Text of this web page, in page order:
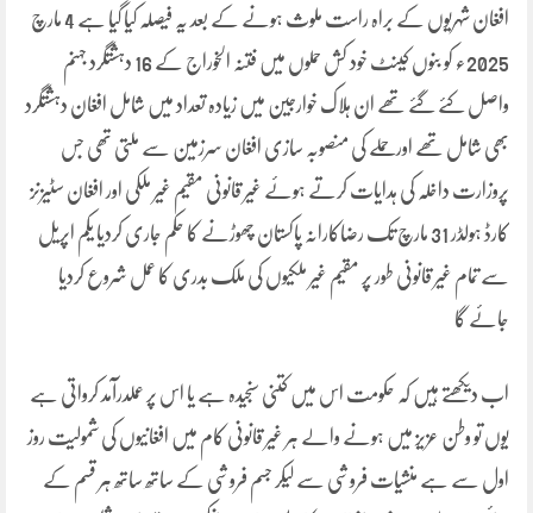
افغان شہریوں کے براہ راست ملوث ہونے کے بعد یہ فیصلہ کیا گیا ہے 4 مارچ
2025ء کو بنوں کینٹ خود کش حملوں میں فتنہ الخوراج کے 16 دہشتگرد جہنم
واصل کئے گئے تھے ان ہلاک خوارجین میں زیادہ تعداد میں شامل افغان دہشتگرد
بھی شامل تھے اورحملے کی منصوبہ سازی افغان سرزمین سے ملتی تھی جس
پروزارت داخلہ کی ہدایات کرتے ہوئے غیر قانونی مقیم غیر ملکی اور افغان سٹیزنز
کارڈ ہولڈر 31 مارچ تک رضاکارانہ پاکستان چھوڑنے کا حکم جاری کردیا یکم اپریل
سے تمام غیر قانونی طور پر مقیم غیر ملکیوں کی ملک بدری کا عمل شروع کردیا
جائے گا
اب دیکھتے ہیں کہ حکومت اس میں کتنی سنجیدہ ہے یا اس پر عملدرآمد کرواتی ہے
یوں تو وطن عزیز میں ہونے والے ہر غیر قانونی کام میں افغانیوں کی شمولیت روز
اول سے ہے منشیات فروشی سے لیکر جسم فروشی کے ساتھ ساتھ ہر قسم کے